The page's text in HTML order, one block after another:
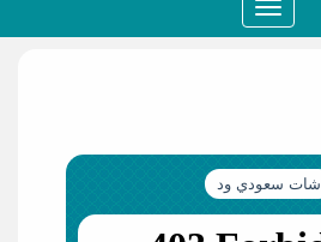
Toggle
navigation
شات سعودي ود